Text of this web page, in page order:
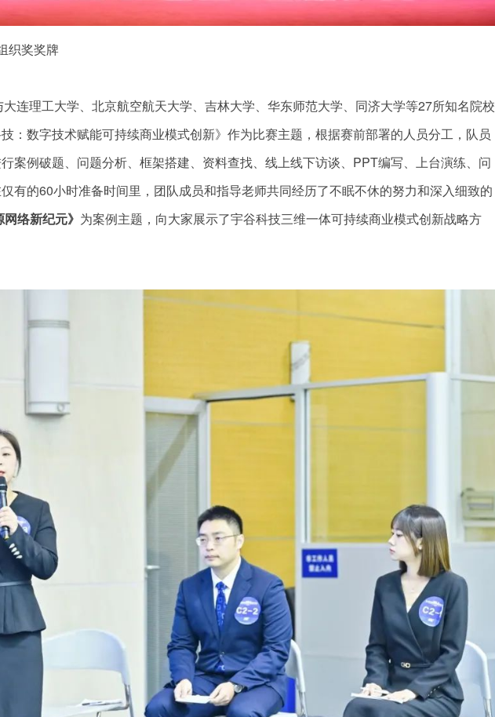
织奖奖牌
连理工大学、北京航空航天大学、吉林大学、华东师范大学、同济大学等27所知名院校
：数字技术赋能可持续商业模式创新》作为比赛主题，根据赛前部署的人员分工，队员
案例破题、问题分析、框架搭建、资料查找、线上线下访谈、PPT编写、上台演练、问
有的60小时准备时间里，团队成员和指导老师共同经历了不眠不休的努力和深入细致的
络新纪元》 为案例主题，向大家展示了宇谷科技三维一体可持续商业模式创新战略方